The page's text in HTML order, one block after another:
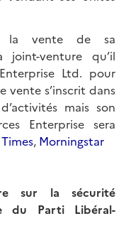
la vente de sa
venture qu’il
Ltd. pour
vente s’inscrit dans
mais son
Enterprise sera
, Morningstar
sur la sécurité
du Parti Libéral-